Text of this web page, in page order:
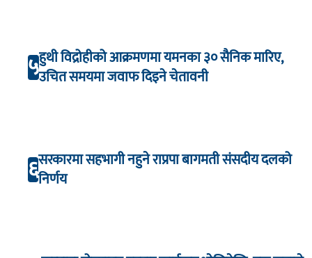
५हुथी विद्रोहीको आक्रमणमा यमनका ३० सैनिक मारिए,
उचित समयमा जवाफ दिइने चेतावनी
६सरकारमा सहभागी नहुने राप्रपा बागमती संसदीय दलको
निर्णय